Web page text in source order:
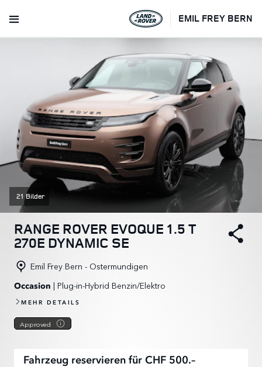
EMIL FREY BERN
21 Bilder
RANGE ROVER EVOQUE 1.5 T
270E DYNAMIC SE
Emil Frey Bern - Ostermundigen
Occasion | Plug-in-Hybrid Benzin/Elektro
MEHR DETAILS
Approved
Fahrzeug reservieren für CHF 500.–